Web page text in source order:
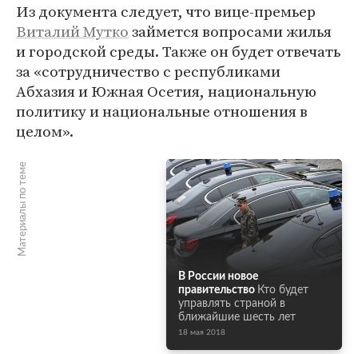
Из документа следует, что вице-премьер
Виталий Муткозаймется вопросами жилья
и городской среды. Также он будет отвечать
за «сотрудничество с республиками
Абхазия и Южная Осетия, национальную
политику и национальные отношения в
целом».
Материалы по теме
В России новое
правительство Кто будет
управлять страной в
ближайшие шесть лет
18 мая 2018